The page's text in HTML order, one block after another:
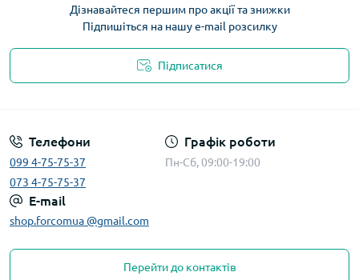
Дізнавайтеся першим про акції та знижки
Підпишіться на нашу e-mail розсилку
Підписатися
Телефони
099 4-75-75-37
073 4-75-75-37
Графік роботи
Пн-Сб, 09:00-19:00
E-mail
shop.forcomua @gmail.com
Перейти до контактів